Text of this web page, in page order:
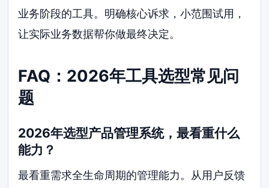
业务阶段的工具。明确核心诉求，小范围试用，
让实际业务数据帮你做最终决定。
FAQ：2026年工具选型常见问
题
2026年选型产品管理系统，最看重什么
能力？
最看重需求全生命周期的管理能力。从用户反馈